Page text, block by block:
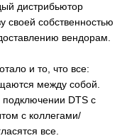
дистрибьютор
своей собственностью
вендорам.
и то, что все:
между собой.
подключении DTS с
с коллегами/
все.